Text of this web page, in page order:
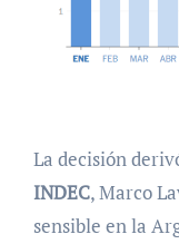
La decisión
INDEC, Marco
sensible en la